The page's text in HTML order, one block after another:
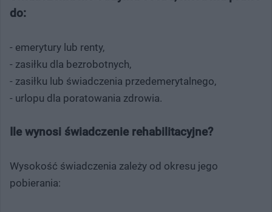
do:
- emerytury lub renty,
- zasiłku dla bezrobotnych,
- zasiłku lub świadczenia przedemerytalnego,
- urlopu dla poratowania zdrowia.
Ile wynosi świadczenie rehabilitacyjne?
Wysokość świadczenia zależy od okresu jego
pobierania: